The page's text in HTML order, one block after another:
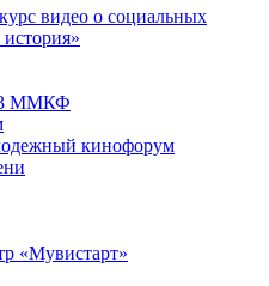
видео о социальных
ММКФ
кинофорум
«Мувистарт»